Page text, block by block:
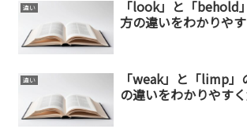
違い
「look」と「behold
方の違いをわかりや
違い
「weak」と「limp
の違いをわかりやす